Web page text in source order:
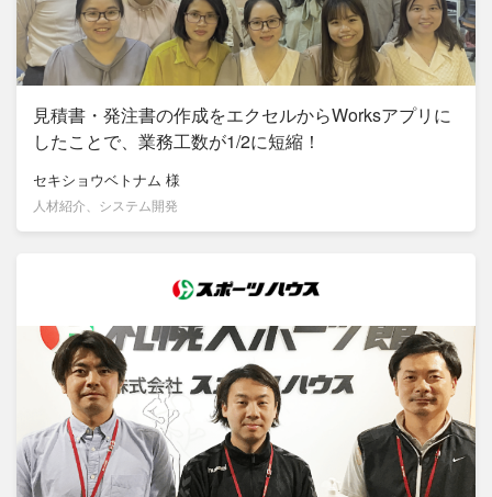
見積書・発注書の作成をエクセルからWorksアプリに
したことで、業務工数が1/2に短縮！
セキショウベトナム 様
人材紹介、システム開発